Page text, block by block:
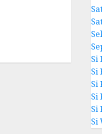
Si
Si
Si
Si
Si
Si